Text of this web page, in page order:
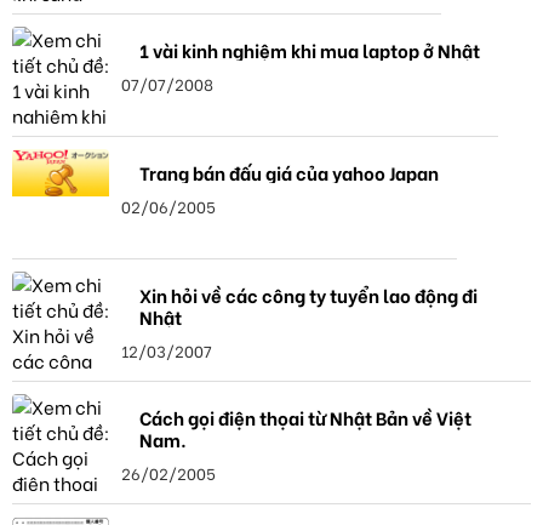
1 vài kinh nghiệm khi mua laptop ở Nhật
07/07/2008
Trang bán đấu giá của yahoo Japan
02/06/2005
Xin hỏi về các công ty tuyển lao động đi
Nhật
12/03/2007
Cách gọi điện thọai từ Nhật Bản về Việt
Nam.
26/02/2005